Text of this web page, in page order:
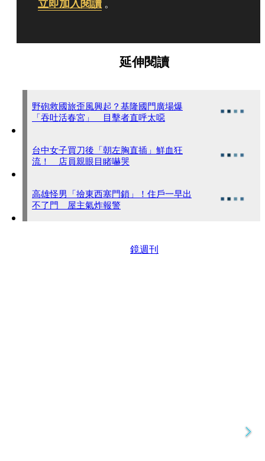
立即加入閱讀 。
延伸閱讀
野砲救國旅歪風興起？基隆國門廣場爆
「吞吐活春宮」 目擊者直呼太噁
台中女子買刀後「朝左胸直插」鮮血狂
流！ 店員親眼目睹嚇哭
高雄怪男「撿東西塞門鎖」！住戶一早出
不了門 屋主氣炸報警
鏡週刊